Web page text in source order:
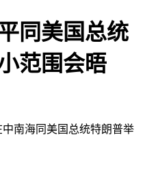
同美国总统
范围会晤
南海同美国总统特朗普举